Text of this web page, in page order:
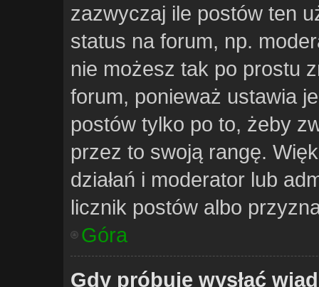
zazwyczaj ile postów ten
status na forum, np.
nie możesz tak po prostu
forum, ponieważ ustawia
postów tylko po to, żeby
przez to swoją rangę.
działań i moderator lub
licznik postów albo
Góra
Gdy próbuję wysłać